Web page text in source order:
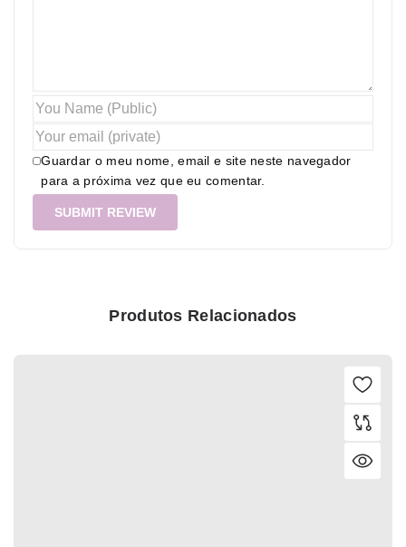
Guardar o meu nome, email e site neste navegador
para a próxima vez que eu comentar.
Produtos Relacionados